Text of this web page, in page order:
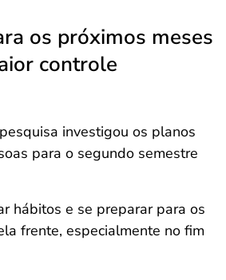
os próximos meses
controle
investigou os planos
para o segundo semestre
hábitos e se preparar para os
frente, especialmente no fim